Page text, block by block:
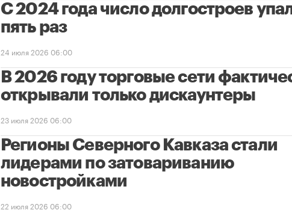
С 2024 года число долгостроев
пять раз
24 июля 2026 06:00
В 2026 году торговые сети
открывали только дискаунтеры
23 июля 2026 06:00
Регионы Северного Кавказа стали
лидерами по затовариванию
новостройками
22 июля 2026 06:00